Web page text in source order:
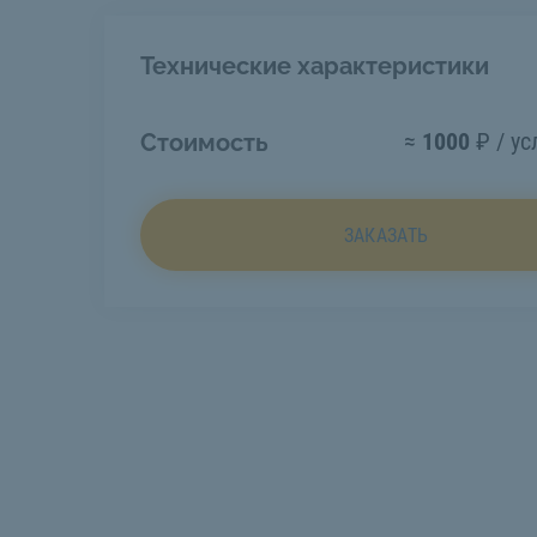
Технические характеристики
Стоимость ≈ 1000 ₽ /
ЗАКАЗАТЬ